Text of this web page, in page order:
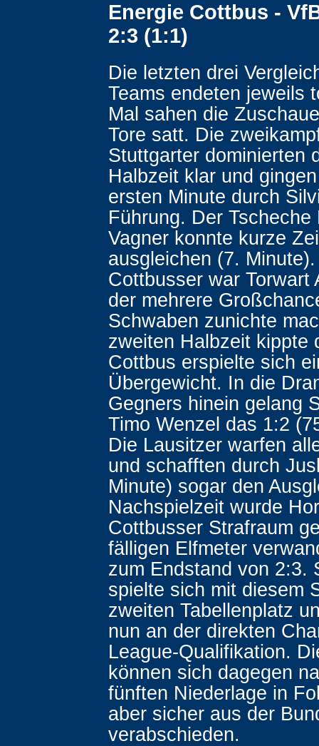
Energie Cottbus -
2:3 (1:1)
Die letzten drei
Teams endeten jeweils
Mal sahen die
Tore satt. Die
Stuttgarter dominierten
Halbzeit klar und
ersten Minute durch
Führung. Der Tscheche
Vagner konnte kurze
ausgleichen (7.
Cottbusser war Torwart
der mehrere
Schwaben zunichte
zweiten Halbzeit kippte
Cottbus erspielte sich
Übergewicht. In die
Gegners hinein gelang
Timo Wenzel das 1:2
Die Lausitzer warfen
und schafften durch
Minute) sogar den
Nachspielzeit wurde
Cottbusser Strafraum
fälligen Elfmeter
zum Endstand von 2:3.
spielte sich mit diesem
zweiten Tabellenplatz
nun an der direkten
League-Qualifikation.
können sich dagegen
fünften Niederlage in
aber sicher aus der
verabschieden.